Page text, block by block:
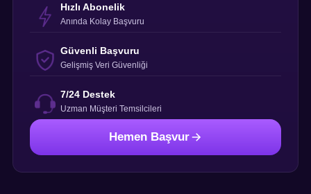
Hızlı Abonelik
Anında Kolay Başvuru
Güvenli Başvuru
Gelişmiş Veri Güvenliği
7/24 Destek
Uzman Müşteri Temsilcileri
Hemen Başvur